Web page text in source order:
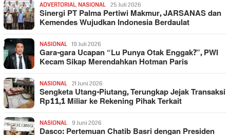
ADVERTORIAL, NASIONAL 25 Juli 2026
Sinergi PT Palma Pertiwi Makmur, JARSANAS dan
Kemendes Wujudkan Indonesia Berdaulat
NASIONAL 19 Juli 2026
Gara-gara Ucapan “Lu Punya Otak Enggak?”, PWI
Kecam Sikap Merendahkan Hotman Paris
NASIONAL 21 Juni 2026
Sengketa Utang-Piutang, Terungkap Jejak Transaksi
Rp11,1 Miliar ke Rekening Pihak Terkait
NASIONAL 9 Juni 2026
Dasco: Pertemuan Chatib Basri dengan Presiden